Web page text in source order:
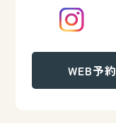
WEB予約